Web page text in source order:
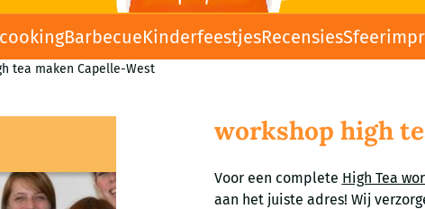
BarbecueKinderfeestjesRecensies
tea maken Capelle-West
workshop high
Voor een complete High Tea
aan het juiste adres! Wij